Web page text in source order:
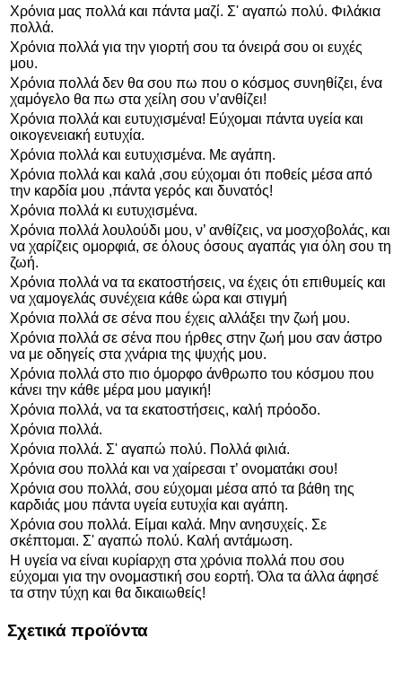
Χρόνια μας πολλά και πάντα μαζί. Σ' αγαπώ πολύ. Φιλάκια
πολλά.
Χρόνια πολλά για την γιορτή σου τα όνειρά σου οι ευχές
μου.
Χρόνια πολλά δεν θα σου πω που ο κόσμος συνηθίζει, ένα
χαμόγελο θα πω στα χείλη σου ν’ανθίζει!
Χρόνια πολλά και ευτυχισμένα! Εύχομαι πάντα υγεία και
οικογενειακή ευτυχία.
Χρόνια πολλά και ευτυχισμένα. Με αγάπη.
Χρόνια πολλά και καλά ,σου εύχομαι ότι ποθείς μέσα από
την καρδία μου ,πάντα γερός και δυνατός!
Χρόνια πολλά κι ευτυχισμένα.
Χρόνια πολλά λουλούδι μου, ν’ ανθίζεις, να μοσχοβολάς, και
να χαρίζεις ομορφιά, σε όλους όσους αγαπάς για όλη σου τη
ζωή.
Χρόνια πολλά να τα εκατοστήσεις, να έχεις ότι επιθυμείς και
να χαμογελάς συνέχεια κάθε ώρα και στιγμή
Χρόνια πολλά σε σένα που έχεις αλλάξει την ζωή μου.
Χρόνια πολλά σε σένα που ήρθες στην ζωή μου σαν άστρο
να με οδηγείς στα χνάρια της ψυχής μου.
Χρόνια πολλά στο πιο όμορφο άνθρωπο του κόσμου που
κάνει την κάθε μέρα μου μαγική!
Χρόνια πολλά, να τα εκατοστήσεις, καλή πρόοδο.
Χρόνια πολλά.
Χρόνια πολλά. Σ' αγαπώ πολύ. Πολλά φιλιά.
Χρόνια σου πολλά και να χαίρεσαι τ’ ονοματάκι σου!
Χρόνια σου πολλά, σου εύχομαι μέσα από τα βάθη της
καρδιάς μου πάντα υγεία ευτυχία και αγάπη.
Χρόνια σου πολλά. Είμαι καλά. Μην ανησυχείς. Σε
σκέπτομαι. Σ' αγαπώ πολύ. Καλή αντάμωση.
Η υγεία να είναι κυρίαρχη στα χρόνια πολλά που σου
εύχομαι για την ονομαστική σου εορτή. Όλα τα άλλα άφησέ
τα στην τύχη και θα δικαιωθείς!
Σχετικά προϊόντα